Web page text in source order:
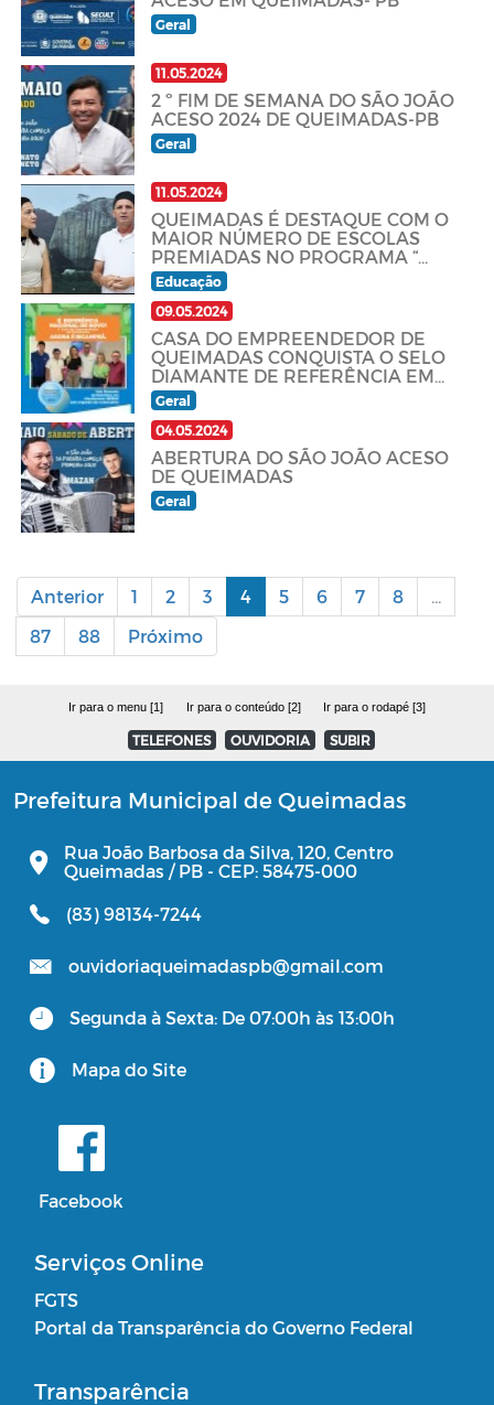
Geral
11.05.2024
2 º FIM DE SEMANA DO SÃO JOÃO
ACESO 2024 DE QUEIMADAS-PB
Geral
11.05.2024
QUEIMADAS É DESTAQUE COM O
MAIOR NÚMERO DE ESCOLAS
PREMIADAS NO PROGRAMA “
PACTO ALFABETIZA MAIS
PARAÍBA”
Educação
09.05.2024
CASA DO EMPREENDEDOR DE
QUEIMADAS CONQUISTA O SELO
DIAMANTE DE REFERÊNCIA EM
ATENDIMENTO SEBRAE PELO
SEGUNDO ANO CONSECUTIVO
Geral
04.05.2024
ABERTURA DO SÃO JOÃO ACESO
DE QUEIMADAS
Geral
Anterior 1 2 3 4 5 6 7 8
87
88 Próximo
Ir para o menu [1] Ir para o conteúdo [2] Ir para o rodapé [3]
TELEFONES OUVIDORIA SUBIR
Prefeitura Municipal de Queimadas
Rua João Barbosa da Silva, 120, Centro
Queimadas / PB - CEP: 58475-000
(83) 98134-7244
ouvidoriaqueimadaspb@gmail.com
Segunda à Sexta: De 07:00h às 13:00h
Mapa do Site
Facebook
Serviços Online
FGTS
Portal da Transparência do Governo Federal
Transparência